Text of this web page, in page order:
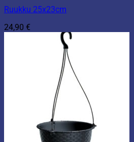
Ruukku 25x23cm
24,90 €